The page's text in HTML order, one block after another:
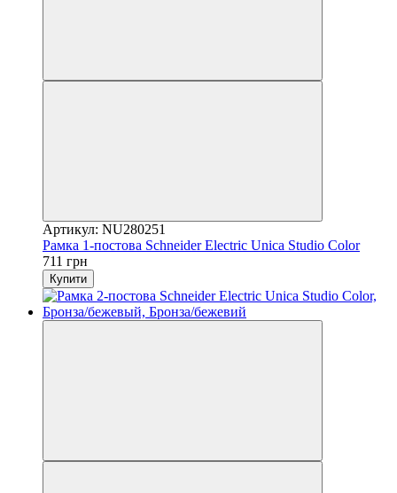
Артикул: NU280251
Рамка 1-постова Schneider Electric Unica Studio Color
711 грн
Купити